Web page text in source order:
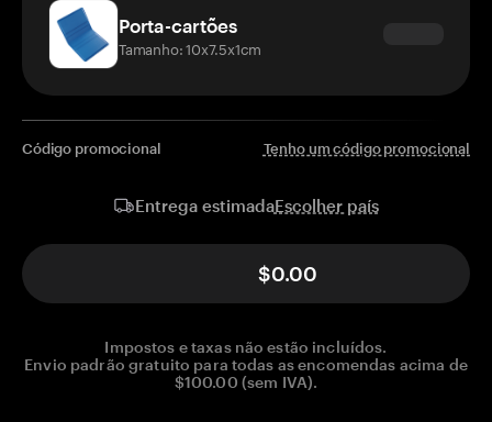
Porta-cartões
Tamanho: 10x7.5x1cm
Código promocional Tenho um código promocional
Entrega estimadaEscolher país
$0.00
Impostos e taxas não estão incluídos.
Envio padrão gratuito para todas as encomendas acima de
$100.00 (sem IVA).